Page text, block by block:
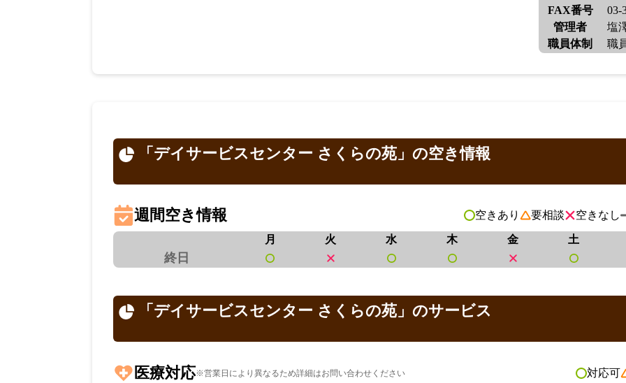
FAX番号
03-
管理者
塩
職員体制
職
「デイサービスセンター さくらの苑」の空き情報
空きあり 要相談 空きなし
週間空き情報
月 火 水 木 金 土
終日
「デイサービスセンター さくらの苑」のサービス
対応可
医療対応※営業日により異なるため詳細はお問い合わせください